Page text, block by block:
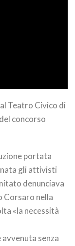
Teatro Civico di
concorso
portata
gli attivisti
denunciava
Corsaro nella
«la necessità
senza